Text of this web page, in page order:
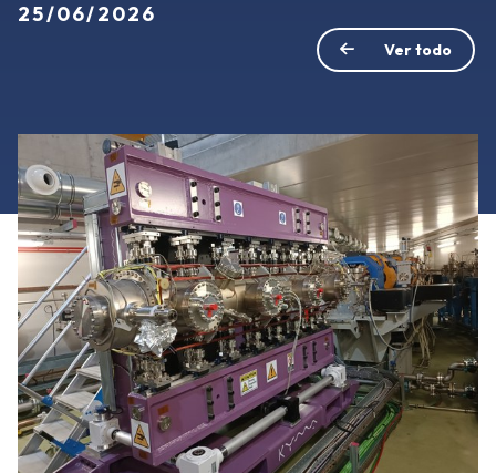
25/06/2026
Ver todo